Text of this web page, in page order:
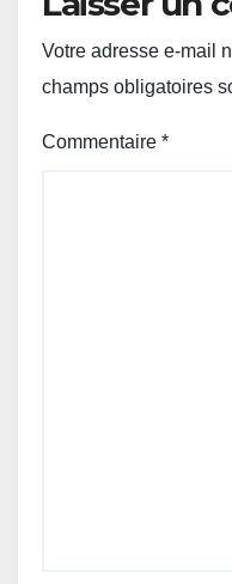
Votre adresse e-mail
champs obligatoires
Commentaire *